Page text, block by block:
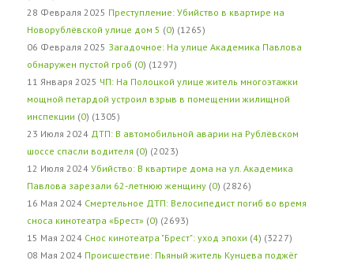
28 Февраля 2025 Преступление: Убийство в квартире на
Новорублёвской улице дом 5 (0) (1265)
06 Февраля 2025 Загадочное: На улице Академика Павлова
обнаружен пустой гроб (0) (1297)
11 Января 2025 ЧП: На Полоцкой улице житель многоэтажки
мощной петардой устроил взрыв в помещении жилищной
инспекции (0) (1305)
23 Июля 2024 ДТП: В автомобильной аварии на Рублёвском
шоссе спасли водителя (0) (2023)
12 Июля 2024 Убийство: В квартире дома на ул. Академика
Павлова зарезали 62-летнюю женщину (0) (2826)
16 Мая 2024 Смертельное ДТП: Велосипедист погиб во время
сноса кинотеатра «Брест» (0) (2693)
15 Мая 2024 Снос кинотеатра "Брест": уход эпохи (4) (3227)
08 Мая 2024 Происшествие: Пьяный житель Кунцева поджёг